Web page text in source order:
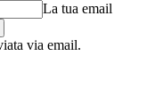
La tua email
via email.